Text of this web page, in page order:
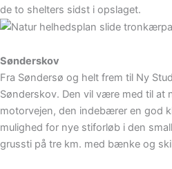
de to shelters sidst i opslaget.
Sønderskov
Fra Søndersø og helt frem til Ny
Sønderskov. Den vil være med til at
motorvejen, den indebærer en god
mulighed for nye stiforløb i den
grussti på tre km. med bænke og